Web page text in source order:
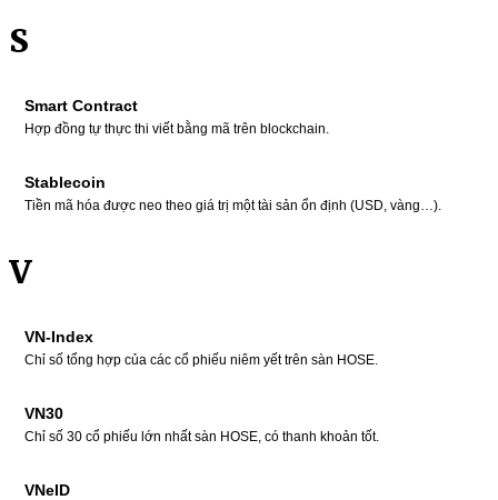
S
Smart Contract
Hợp đồng tự thực thi viết bằng mã trên blockchain.
Stablecoin
Tiền mã hóa được neo theo giá trị một tài sản ổn định (USD, vàng…).
V
VN-Index
Chỉ số tổng hợp của các cổ phiếu niêm yết trên sàn HOSE.
VN30
Chỉ số 30 cổ phiếu lớn nhất sàn HOSE, có thanh khoản tốt.
VNeID